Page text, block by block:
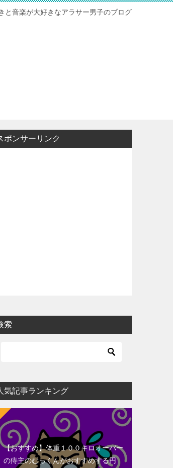
と音楽が大好きなアラサー男子のブログ
ポンサーリンク
索
気記事ランキング
【おすすめ】体重１００キロオーバー
の痔主のむっくんがおすすめする円